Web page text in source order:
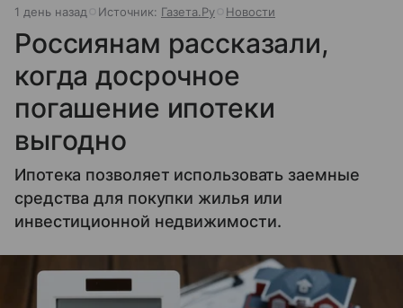
1 день назад Источник: Газета.Ру Новости
Россиянам рассказали,
когда досрочное
погашение ипотеки
выгодно
Ипотека позволяет использовать заемные
средства для покупки жилья или
инвестиционной недвижимости.